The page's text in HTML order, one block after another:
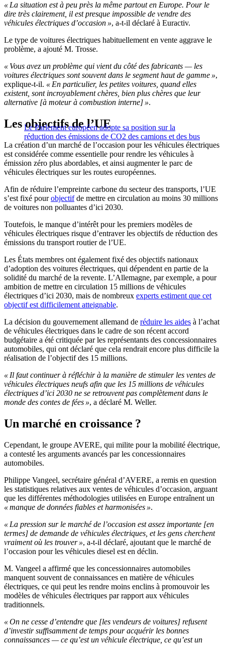
« La situation est à peu près la même partout en Europe. Pour le
dire très clairement, il est presque impossible de vendre des
véhicules électriques d’occasion », a-t-il déclaré à Euractiv.
Le type de voitures électriques habituellement en vente aggrave le
problème, a ajouté M. Trosse.
« Vous avez un problème qui vient du côté des fabricants — les
voitures électriques sont souvent dans le segment haut de gamme »,
explique-t-il. « En particulier, les petites voitures, quand elles
existent, sont incroyablement chères, bien plus chères que leur
alternative [à moteur à combustion interne] ».
Le Parlement européen adopte sa position sur la
réduction des émissions de CO2 des camions et des bus
Les objectifs de l’UE
La création d’un marché de l’occasion pour les véhicules électriques
est considérée comme essentielle pour rendre les véhicules à
émission zéro plus abordables, et ainsi augmenter le parc de
véhicules électriques sur les routes européennes.
Afin de réduire l’empreinte carbone du secteur des transports, l’UE
s’est fixé pourobjectifde mettre en circulation au moins 30 millions
de voitures non polluantes d’ici 2030.
Toutefois, le manque d’intérêt pour les premiers modèles de
véhicules électriques risque d’entraver les objectifs de réduction des
émissions du transport routier de l’UE.
Les États membres ont également fixé des objectifs nationaux
d’adoption des voitures électriques, qui dépendent en partie de la
solidité du marché de la revente. L’Allemagne, par exemple, a pour
ambition de mettre en circulation 15 millions de véhicules
électriques d’ici 2030, mais de nombreux experts estiment que cet
objectif est difficilement atteignable.
La décision du gouvernement allemand de réduire les aides à l’achat
de véhicules électriques dans le cadre de son récent accord
budgétaire a été critiquée par les représentants des concessionnaires
automobiles, qui ont déclaré que cela rendrait encore plus difficile la
réalisation de l’objectif des 15 millions.
« Il faut continuer à réfléchir à la manière de stimuler les ventes de
véhicules électriques neufs afin que les 15 millions de véhicules
électriques d’ici 2030 ne se retrouvent pas complètement dans le
monde des contes de fées », a déclaré M. Weller.
Un marché en croissance ?
Cependant, le groupe AVERE, qui milite pour la mobilité électrique,
a contesté les arguments avancés par les concessionnaires
automobiles.
Philippe Vangeel, secrétaire général d’AVERE, a remis en question
les statistiques relatives aux ventes de véhicules d’occasion, arguant
que les différentes méthodologies utilisées en Europe entraînent un
« manque de données fiables et harmonisées ».
« La pression sur le marché de l’occasion est assez importante [en
termes] de demande de véhicules électriques, et les gens cherchent
vraiment où les trouver », a-t-il déclaré, ajoutant que le marché de
l’occasion pour les véhicules diesel est en déclin.
M. Vangeel a affirmé que les concessionnaires automobiles
manquent souvent de connaissances en matière de véhicules
électriques, ce qui peut les rendre moins enclins à promouvoir les
modèles de véhicules électriques par rapport aux véhicules
traditionnels.
« On ne cesse d’entendre que [les vendeurs de voitures] refusent
d’investir suffisamment de temps pour acquérir les bonnes
connaissances — ce qu’est un véhicule électrique, ce qu’est un